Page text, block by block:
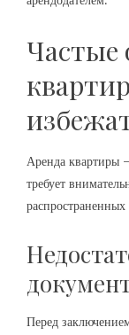
Частые
Аренда квартиры
требует
Перед